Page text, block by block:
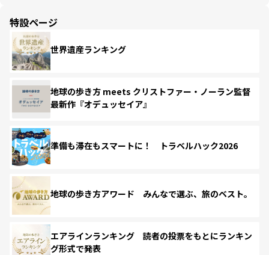
特設ページ
世界遺産ランキング
地球の歩き方 meets クリストファー・ノーラン監督
最新作『オデュッセイア』
準備も滞在もスマートに！ トラベルハック2026
地球の歩き方アワード みんなで選ぶ、旅のベスト。
エアラインランキング 読者の投票をもとにランキン
グ形式で発表